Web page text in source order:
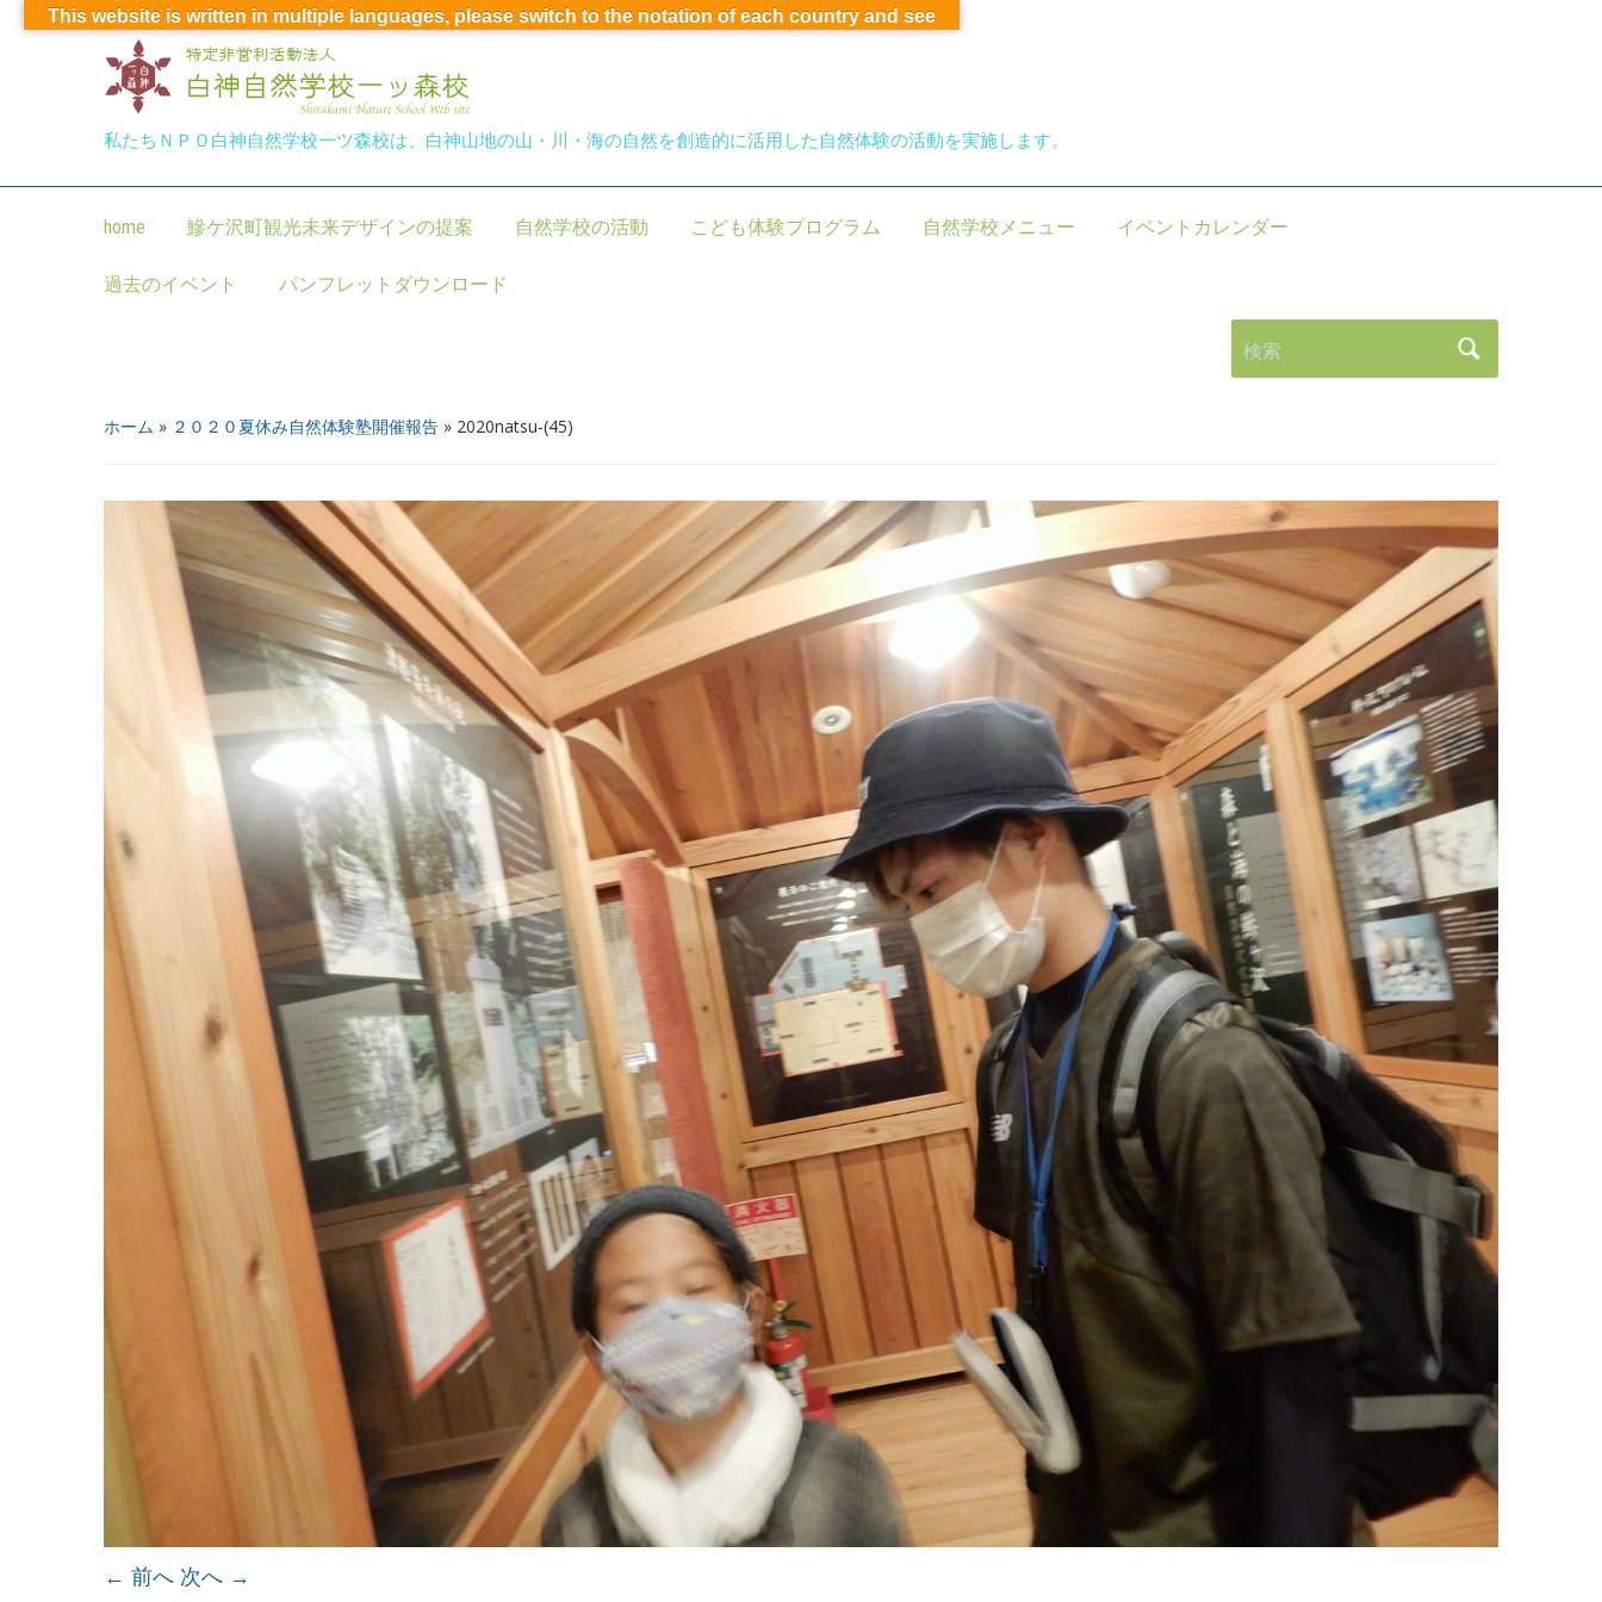
私たちＮＰＯ白神自然学校一ツ森校は、白神山地の山・川・海の自然を創造的に活用した自然体験の活動を実施します。
home 鰺ケ沢町観光未来デザインの提案 自然学校の活動 こども体験プログラム 自然学校メニュー イベントカレンダー
過去のイベント パンフレットダウンロード
検索
ホーム » ２０２０夏休み自然体験塾開催報告 » 2020natsu-(45)
← 前へ 次へ →
This website is written in multiple languages, please switch to the notation of each country and see